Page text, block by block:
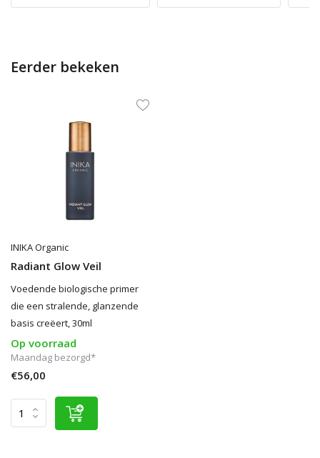
Eerder bekeken
INIKA Organic
Radiant Glow Veil
Voedende biologische primer
die een stralende, glanzende
basis creëert, 30ml
Op voorraad
Maandag bezorgd*
€56,00